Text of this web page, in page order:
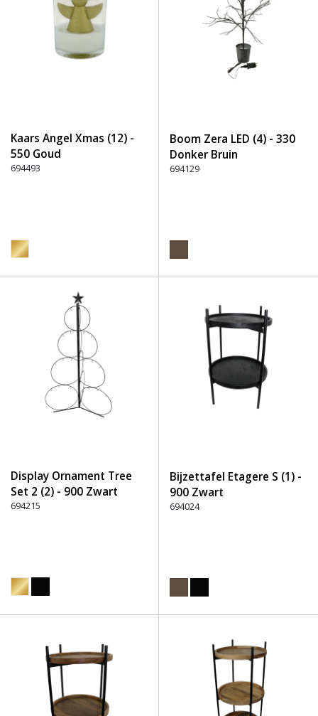
Kaars Angel Xmas (12) -
550 Goud
694493
Boom Zera LED (4) - 330
Donker Bruin
694129
Display Ornament Tree
Set 2 (2) - 900 Zwart
694215
Bijzettafel Etagere S (1) -
900 Zwart
694024